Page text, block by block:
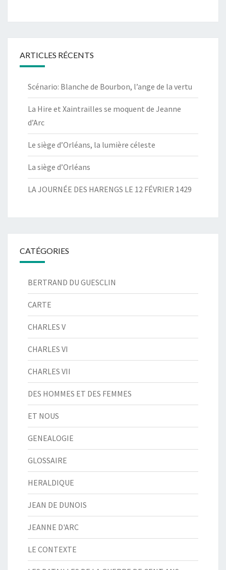
ARTICLES RÉCENTS
Scénario: Blanche de Bourbon, l’ange de la vertu
La Hire et Xaintrailles se moquent de Jeanne
d’Arc
Le siège d’Orléans, la lumière céleste
La siège d’Orléans
LA JOURNÉE DES HARENGS LE 12 FÉVRIER 1429
CATÉGORIES
BERTRAND DU GUESCLIN
CARTE
CHARLES V
CHARLES VI
CHARLES VII
DES HOMMES ET DES FEMMES
ET NOUS
GENEALOGIE
GLOSSAIRE
HERALDIQUE
JEAN DE DUNOIS
JEANNE D'ARC
LE CONTEXTE